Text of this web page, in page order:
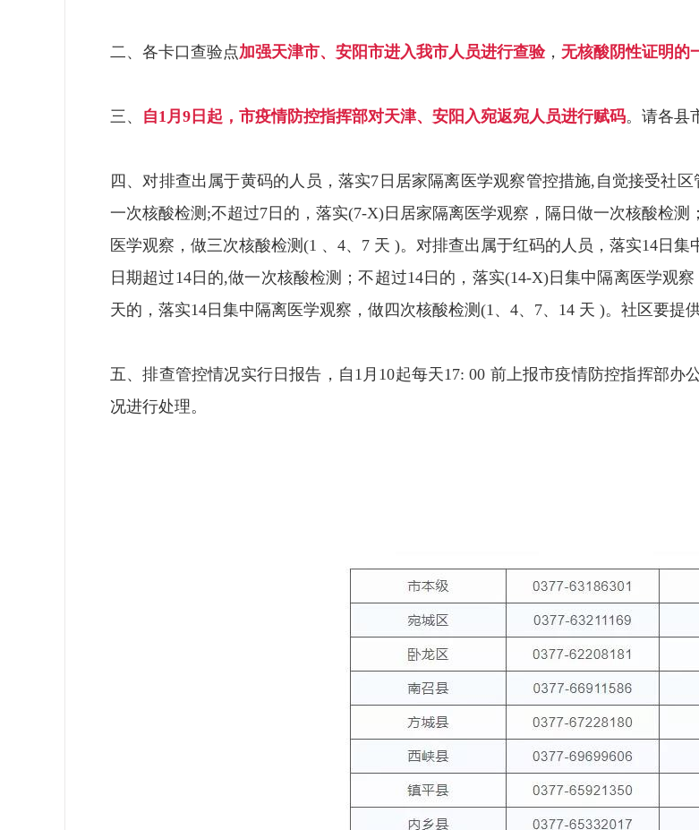
二、各卡口查验点加强天津市、安阳市进入我市人员进行查验， 无核酸阴性证明的
三、 自1月9日起，市疫情防控指挥部对天津、安阳入宛返宛人员进行赋码。请各县
四、对排查出属于黄码的人员，落实7日居家隔离医学观察管控措施,自觉接受社
一次核酸检测;不超过7日的，落实(7-X)日居家隔离医学观察，隔日做一次核酸检
医学观察，做三次核酸检测(1 、4、7 天 )。对排查出属于红码的人员，落实14日
日期超过14日的,做一次核酸检测；不超过14日的，落实(14-X)日集中隔离医学观
天的，落实14日集中隔离医学观察，做四次核酸检测(1、4、7、14 天 )。社区要提
五、排查管控情况实行日报告，自1月10起每天17: 00 前上报市疫情防控指挥部
况进行处理。